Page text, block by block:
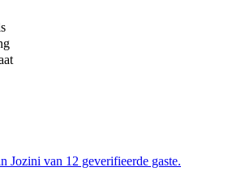
Jozini van 12 geverifieerde gaste.